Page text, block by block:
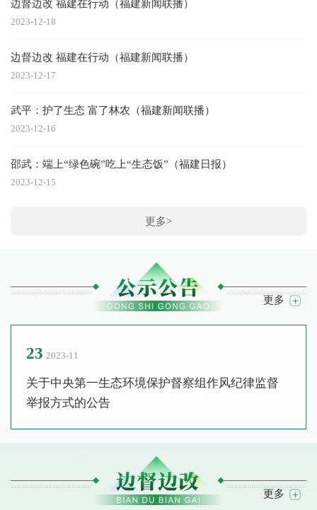
边督边改 福建在行动（福建新闻联播）
2023-12-18
边督边改 福建在行动（福建新闻联播）
2023-12-17
武平：护了生态 富了林农（福建新闻联播）
2023-12-16
邵武：端上“绿色碗”吃上“生态饭”（福建日报）
2023-12-15
更多>
更多
23 2023-11
关于中央第一生态环境保护督察组作风纪律监督
举报方式的公告
更多